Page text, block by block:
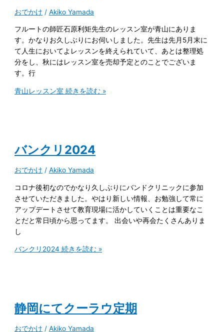
おでかけ /Akiko Yamada
フルートの師匠石原利矩先生のレッスン室が青山にありま
す。かなりお久しぶりにお伺いしました。先生は先月5月末に
て人生においてよレッスンを終えられていて、あとは整理処
分をし、秋にはレッスン室を売却予定とのことでございま
す。行
青山レッスン室 続きを読む »
バンクリ2024
おでかけ /Akiko Yamada
コロナ後初なのでかなり久しぶりにバンドクリニックに参加
させていただきました。やはり新しい情報、お勉強して常に
アップデートさせて教育現場に活かしていくことは重要なこ
とだと常日頃から思ってます。 出会いや再会たくさんありま
し
バンクリ2024 続きを読む »
静岡にてクーラウ定期
おでかけ /Akiko Yamada